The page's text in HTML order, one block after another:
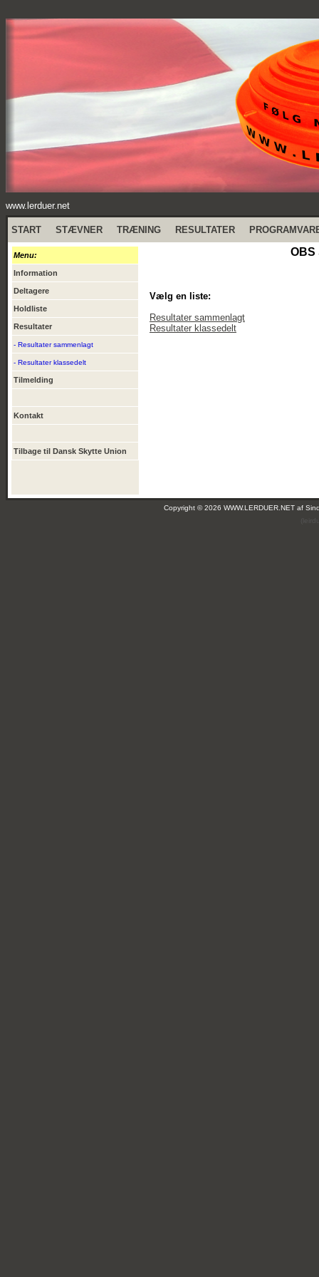
www.lerduer.net
START STÆVNER TRÆNING RESULTATER
Menu:
Information
Deltagere
Holdliste
Resultater
- Resultater sammenlagt
- Resultater klassedelt
Tilmelding
Kontakt
Tilbage til Dansk Skytte Union
OBS
Vælg en liste:
Resultater sammenlagt
Resultater klassedelt
Copyright © 2026 WWW.LERDUER.NET af